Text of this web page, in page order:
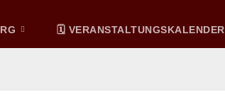
🗓️ VERANSTALTUNGSKALENDER